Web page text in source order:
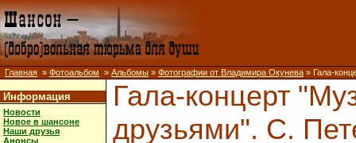
Главная » Фотоальбом » Альбомы » Фотографии от Владимира Окунева » Гала-
Информация
Новости
Новое в шансоне
Наши друзья
Анонсы
Гала-концерт
друзьями". С.